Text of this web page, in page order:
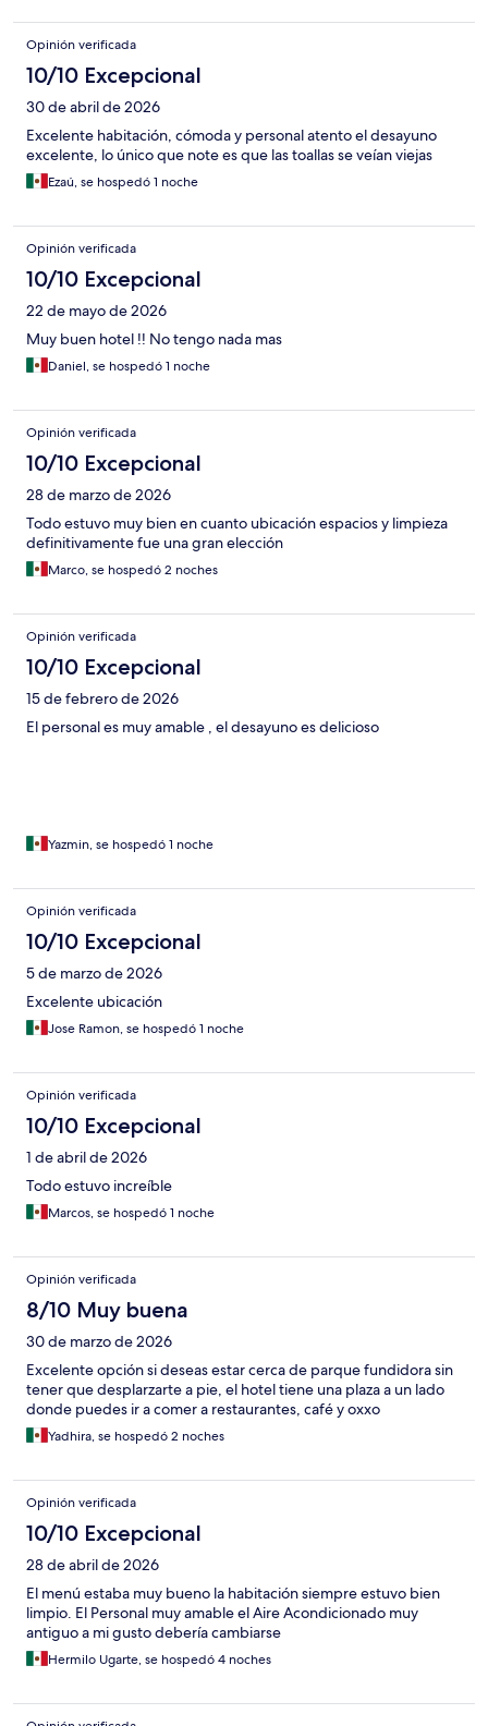
Opinión verificada
10/10 Excepcional
30 de abril de 2026
Excelente habitación, cómoda y personal atento el desayuno
excelente, lo único que note es que las toallas se veían viejas
Ezaú, se hospedó 1 noche
Opinión verificada
10/10 Excepcional
22 de mayo de 2026
Muy buen hotel !! No tengo nada mas
Daniel, se hospedó 1 noche
Opinión verificada
10/10 Excepcional
28 de marzo de 2026
Todo estuvo muy bien en cuanto ubicación espacios y limpieza
definitivamente fue una gran elección
Marco, se hospedó 2 noches
Opinión verificada
10/10 Excepcional
15 de febrero de 2026
El personal es muy amable , el desayuno es delicioso
Yazmin, se hospedó 1 noche
Opinión verificada
10/10 Excepcional
5 de marzo de 2026
Excelente ubicación
Jose Ramon, se hospedó 1 noche
Opinión verificada
10/10 Excepcional
1 de abril de 2026
Todo estuvo increíble
Marcos, se hospedó 1 noche
Opinión verificada
8/10 Muy buena
30 de marzo de 2026
Excelente opción si deseas estar cerca de parque fundidora sin
tener que desplarzarte a pie, el hotel tiene una plaza a un lado
donde puedes ir a comer a restaurantes, café y oxxo
Yadhira, se hospedó 2 noches
Opinión verificada
10/10 Excepcional
28 de abril de 2026
El menú estaba muy bueno la habitación siempre estuvo bien
limpio. El Personal muy amable el Aire Acondicionado muy
antiguo a mi gusto debería cambiarse
Hermilo Ugarte, se hospedó 4 noches